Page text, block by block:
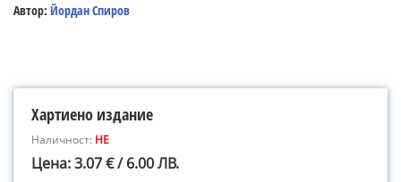
Автор: Йордан Спиров
Хартиено издание
Наличност: НЕ
Цена: 3.07 € / 6.00 ЛВ.